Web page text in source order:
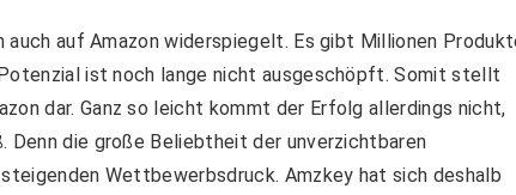
auf Amazon widerspiegelt. Es gibt Millionen
ist noch lange nicht ausgeschöpft. Somit stellt
dar. Ganz so leicht kommt der Erfolg allerdings nicht,
Denn die große Beliebtheit der unverzichtbaren
Wettbewerbsdruck. Amzkey hat sich deshalb